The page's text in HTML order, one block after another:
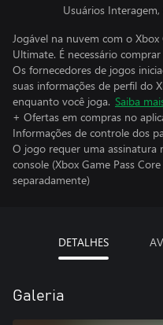
Usuários
Jogável na nuvem com o
Ultimate. É necessário
Os fornecedores de jogos
suas informações de perfil do
enquanto você joga. Saiba
+ Ofertas em compras no
Informações de controle dos
O jogo requer uma
console (Xbox Game Pass
separadamente)
DETALHES
Galeria